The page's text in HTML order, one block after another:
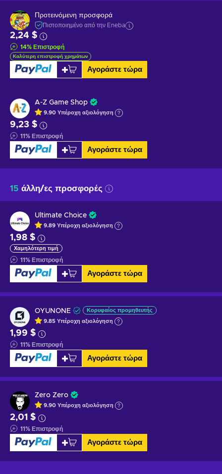
Προτεινόμενη προσφορά
Πιστοποιημένο από την Eneba
2,24 $
14% Επιστροφή
Καλύτερη επιστροφή χρημάτων
Αγοράστε τώρα
A-Z Game Shop
9.90 Υπέροχη αξιολόγηση
9,23 $
11% Επιστροφή
Αγοράστε τώρα
15 άλλη/ες προσφορές
Ultimate Choice
9.89 Υπέροχη αξιολόγηση
1,98 $
Χαμηλότερη τιμή
11% Επιστροφή
Αγοράστε τώρα
OYUNONE Κορυφαίος προμηθευτής
9.85 Υπέροχη αξιολόγηση
1,99 $
11% Επιστροφή
Αγοράστε τώρα
Zero Zero
9.90 Υπέροχη αξιολόγηση
2,01 $
11% Επιστροφή
Αγοράστε τώρα